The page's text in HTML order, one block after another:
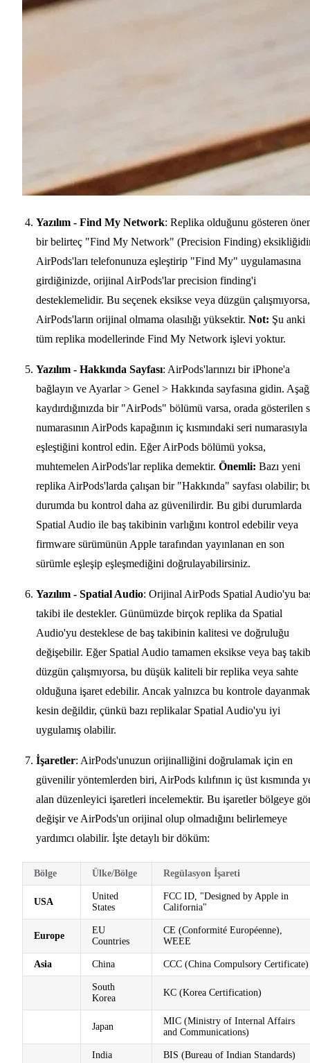
Yazılım - Find My Network: Replika olduğunu gösteren
bir belirteç "Find My Network" (Precision Finding)
AirPods'ları telefonunuza eşleştirip "Find My" uygulamasına
girdiğinizde, orijinal AirPods'lar precision finding'i
desteklemelidir. Bu seçenek eksikse veya düzgün çalışmıyorsa,
AirPods'ların orijinal olmama olasılığı yüksektir. Not: Şu anki
tüm replika modellerinde Find My Network işlevi yoktur.
Yazılım - Hakkında Sayfası: AirPods'larınızı bir iPhone'a
bağlayın ve Ayarlar > Genel > Hakkında sayfasına gidin.
kaydırdığınızda bir "AirPods" bölümü varsa, orada gösterilen
numarasının AirPods kapağının iç kısmındaki seri numarasıyla
eşleştiğini kontrol edin. Eğer AirPods bölümü yoksa,
muhtemelen AirPods'lar replika demektir. Önemli: Bazı yeni
replika AirPods'larda çalışan bir "Hakkında" sayfası olabilir;
durumda bu kontrol daha az güvenilirdir. Bu gibi durumlarda
Spatial Audio ile baş takibinin varlığını kontrol edebilir veya
firmware sürümünün Apple tarafından yayınlanan en son
sürümle eşleşip eşleşmediğini doğrulayabilirsiniz.
Yazılım - Spatial Audio: Orijinal AirPods Spatial Audio'yu
takibi ile destekler. Günümüzde birçok replika da Spatial
Audio'yu desteklese de baş takibinin kalitesi ve doğruluğu
değişebilir. Eğer Spatial Audio tamamen eksikse veya baş
düzgün çalışmıyorsa, bu düşük kaliteli bir replika veya sahte
olduğuna işaret edebilir. Ancak yalnızca bu kontrole dayanmak
kesin değildir, çünkü bazı replikalar Spatial Audio'yu iyi
uygulamış olabilir.
İşaretler: AirPods'unuzun orijinalliğini doğrulamak için en
güvenilir yöntemlerden biri, AirPods kılıfının iç üst kısmında
alan düzenleyici işaretleri incelemektir. Bu işaretler bölgeye
değişir ve AirPods'un orijinal olup olmadığını belirlemeye
yardımcı olabilir. İşte detaylı bir döküm:
Bölge Ülke/Bölge Regülasyon İşareti
USA
United
States
FCC ID, "Designed by Apple in
California"
Europe
EU
Countries
CE (Conformité Européenne),
WEEE
Asia China CCC (China Compulsory Certificate)
South
Korea
KC (Korea Certification)
Japan
MIC (Ministry of Internal Affairs
and Communications)
India BIS (Bureau of Indian Standards)